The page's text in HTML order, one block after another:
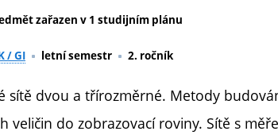
zařazen v 1 studijním plánu
/ GI letní semestr 2. ročník
sítě dvou a třírozměrné. Metody
veličin do zobrazovací roviny. Sítě s